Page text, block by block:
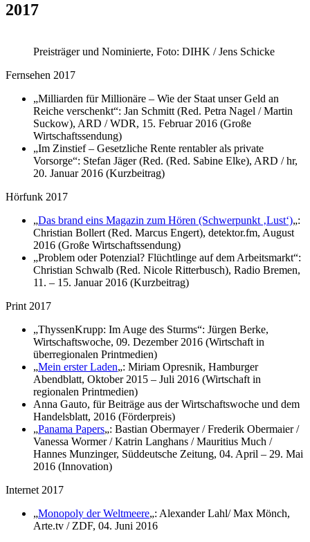
2017
Preisträger und Nominierte, Foto: DIHK / Jens Schicke
Fernsehen 2017
„Milliarden für Millionäre – Wie der Staat unser Geld an
Reiche verschenkt“: Jan Schmitt (Red. Petra Nagel / Martin
Suckow), ARD / WDR, 15. Februar 2016 (Große
Wirtschaftssendung)
„Im Zinstief – Gesetzliche Rente rentabler als private
Vorsorge“: Stefan Jäger (Red. (Red. Sabine Elke), ARD / hr,
20. Januar 2016 (Kurzbeitrag)
Hörfunk 2017
„Das brand eins Magazin zum Hören (Schwerpunkt ‚Lust‘)„:
Christian Bollert (Red. Marcus Engert), detektor.fm, August
2016 (Große Wirtschaftssendung)
„Problem oder Potenzial? Flüchtlinge auf dem Arbeitsmarkt“:
Christian Schwalb (Red. Nicole Ritterbusch), Radio Bremen,
11. – 15. Januar 2016 (Kurzbeitrag)
Print 2017
„ThyssenKrupp: Im Auge des Sturms“: Jürgen Berke,
Wirtschaftswoche, 09. Dezember 2016 (Wirtschaft in
überregionalen Printmedien)
„Mein erster Laden„: Miriam Opresnik, Hamburger
Abendblatt, Oktober 2015 – Juli 2016 (Wirtschaft in
regionalen Printmedien)
Anna Gauto, für Beiträge aus der Wirtschaftswoche und dem
Handelsblatt, 2016 (Förderpreis)
„Panama Papers„: Bastian Obermayer / Frederik Obermaier /
Vanessa Wormer / Katrin Langhans / Mauritius Much /
Hannes Munzinger, Süddeutsche Zeitung, 04. April – 29. Mai
2016 (Innovation)
Internet 2017
„Monopoly der Weltmeere„: Alexander Lahl/ Max Mönch,
Arte.tv / ZDF, 04. Juni 2016